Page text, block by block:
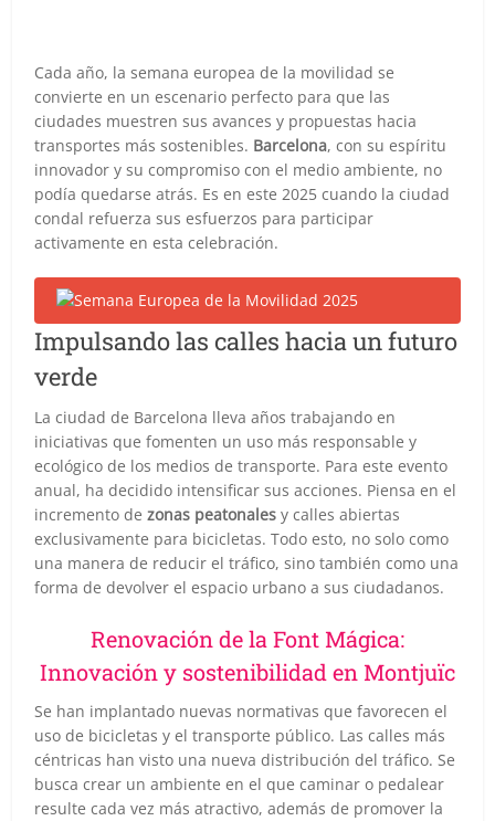
Cada año, la semana europea de la movilidad se
convierte en un escenario perfecto para que las
ciudades muestren sus avances y propuestas hacia
transportes más sostenibles. Barcelona, con su espíritu
innovador y su compromiso con el medio ambiente, no
podía quedarse atrás. Es en este 2025 cuando la ciudad
condal refuerza sus esfuerzos para participar
activamente en esta celebración.
Impulsando las calles hacia un futuro
verde
La ciudad de Barcelona lleva años trabajando en
iniciativas que fomenten un uso más responsable y
ecológico de los medios de transporte. Para este evento
anual, ha decidido intensificar sus acciones. Piensa en el
incremento dezonas peatonales y calles abiertas
exclusivamente para bicicletas. Todo esto, no solo como
una manera de reducir el tráfico, sino también como una
forma de devolver el espacio urbano a sus ciudadanos.
Renovación de la Font Mágica:
Innovación y sostenibilidad en Montjuïc
Se han implantado nuevas normativas que favorecen el
uso de bicicletas y el transporte público. Las calles más
céntricas han visto una nueva distribución del tráfico. Se
busca crear un ambiente en el que caminar o pedalear
resulte cada vez más atractivo, además de promover la